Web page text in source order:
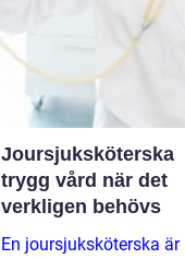
Joursjuksköterska
trygg vård när det
verkligen behövs
En joursjuksköterska är